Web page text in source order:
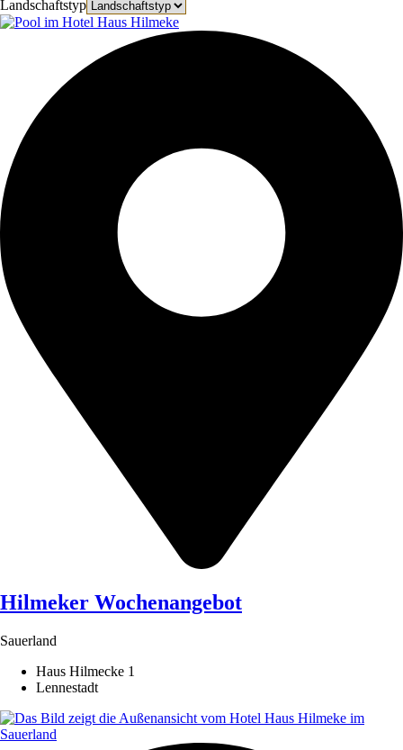
Landschaftstyp
Hilmeker Wochenangebot
Sauerland
Haus Hilmecke 1
Lennestadt